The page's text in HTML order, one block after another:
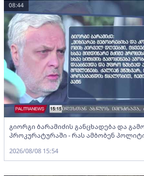
გიორგი ბარამიძის განცხადება და
პროკურატურაში - რას ამბობენ
08:44
2026/08/08 15:54